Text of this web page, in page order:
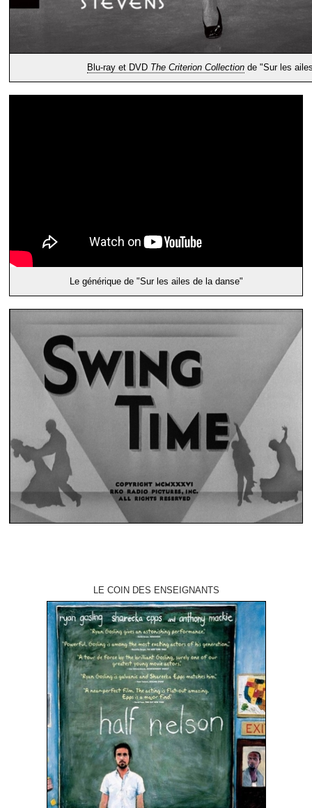
Blu-ray et DVD The Criterion Collection de "Sur les
Le générique de "Sur les ailes de la danse"
LE COIN DES ENSEIGNANTS